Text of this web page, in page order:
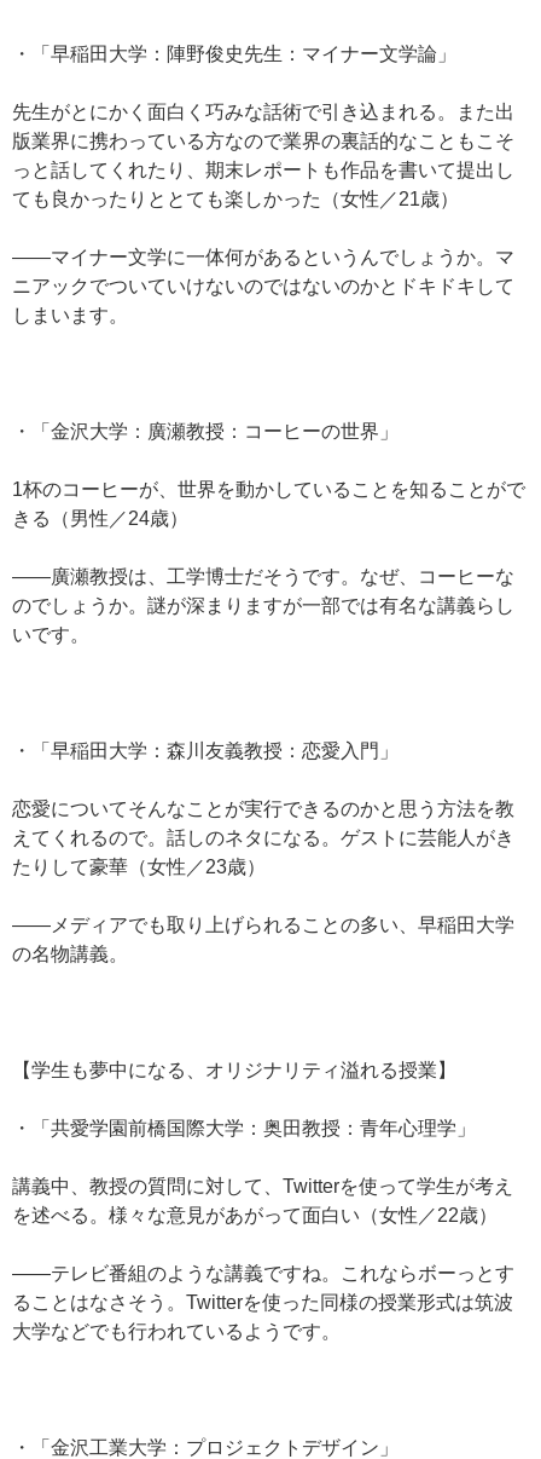
・「早稲田大学：陣野俊史先生：マイナー文学論」
先生がとにかく面白く巧みな話術で引き込まれる。また出
版業界に携わっている方なので業界の裏話的なこともこそ
っと話してくれたり、期末レポートも作品を書いて提出し
ても良かったりととても楽しかった（女性／21歳）
——マイナー文学に一体何があるというんでしょうか。マ
ニアックでついていけないのではないのかとドキドキして
しまいます。
・「金沢大学：廣瀬教授：コーヒーの世界」
1杯のコーヒーが、世界を動かしていることを知ることがで
きる（男性／24歳）
——廣瀬教授は、工学博士だそうです。なぜ、コーヒーな
のでしょうか。謎が深まりますが一部では有名な講義らし
いです。
・「早稲田大学：森川友義教授：恋愛入門」
恋愛についてそんなことが実行できるのかと思う方法を教
えてくれるので。話しのネタになる。ゲストに芸能人がき
たりして豪華（女性／23歳）
——メディアでも取り上げられることの多い、早稲田大学
の名物講義。
【学生も夢中になる、オリジナリティ溢れる授業】
・「共愛学園前橋国際大学：奥田教授：青年心理学」
講義中、教授の質問に対して、Twitterを使って学生が考え
を述べる。様々な意見があがって面白い（女性／22歳）
——テレビ番組のような講義ですね。これならボーっとす
ることはなさそう。Twitterを使った同様の授業形式は筑波
大学などでも行われているようです。
・「金沢工業大学：プロジェクトデザイン」